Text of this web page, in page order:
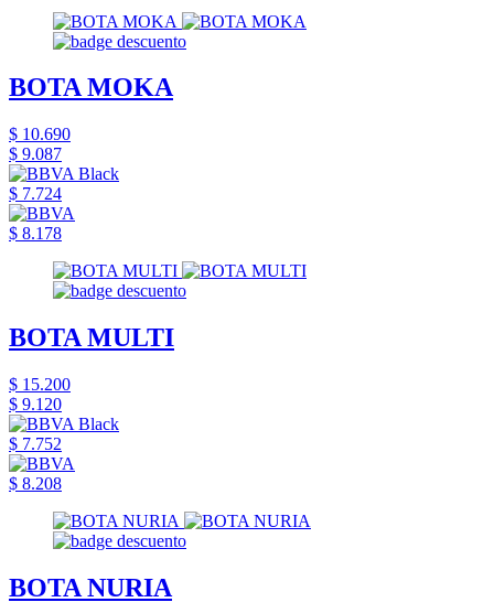
BOTA MOKA
$ 10.690
$ 9.087
$ 7.724
$ 8.178
BOTA MULTI
$ 15.200
$ 9.120
$ 7.752
$ 8.208
BOTA NURIA